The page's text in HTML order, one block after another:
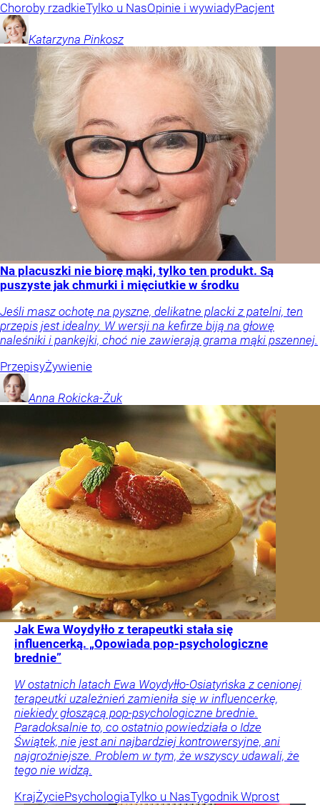
Choroby rzadkieTylko u NasOpinie i wywiadyPacjent
Katarzyna Pinkosz
Na placuszki nie biorę mąki, tylko ten produkt. Są
puszyste jak chmurki i mięciutkie w środku
Jeśli masz ochotę na pyszne, delikatne placki z patelni, ten
przepis jest idealny. W wersji na kefirze biją na głowę
naleśniki i pankejki, choć nie zawierają grama mąki pszennej.
PrzepisyŻywienie
Anna Rokicka-Żuk
Jak Ewa Woydyłło z terapeutki stała się
influencerką. „Opowiada pop-psychologiczne
brednie”
W ostatnich latach Ewa Woydyłło-Osiatyńska z cenionej
terapeutki uzależnień zamieniła się w influencerkę,
niekiedy głoszącą pop-psychologiczne brednie.
Paradoksalnie to, co ostatnio powiedziała o Idze
Świątek, nie jest ani najbardziej kontrowersyjne, ani
najgroźniejsze. Problem w tym, że wszyscy udawali, że
tego nie widzą.
KrajŻyciePsychologiaTylko u NasTygodnik Wprost